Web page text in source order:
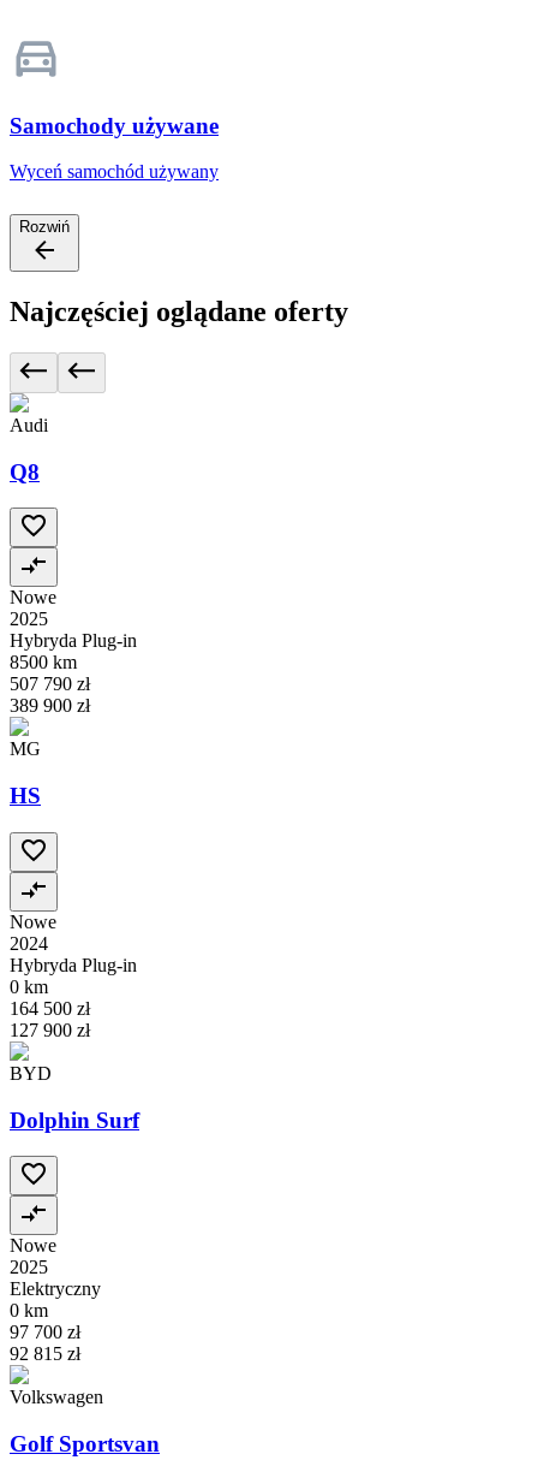
Samochody używane
Wyceń samochód używany
Rozwiń
Najczęściej oglądane oferty
Audi
Q8
Nowe
2025
Hybryda Plug-in
8500 km
507 790 zł
389 900 zł
MG
HS
Nowe
2024
Hybryda Plug-in
0 km
164 500 zł
127 900 zł
BYD
Dolphin Surf
Nowe
2025
Elektryczny
0 km
97 700 zł
92 815 zł
Volkswagen
Golf Sportsvan